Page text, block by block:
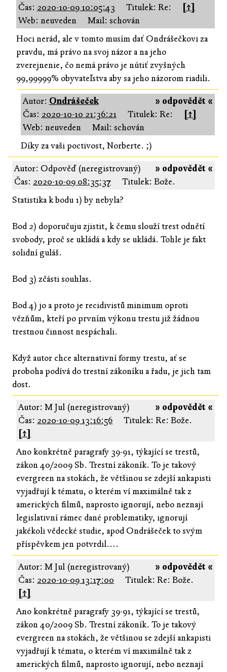
Čas: 2020-10-09 10:05:43 Titulek: Re:
[↑]
Web: neuveden
Mail: schován
Hoci nerád, ale v tomto musím dať Ondrášečkovi za
pravdu, má právo na svoj názor a na jeho
zverejnenie, čo nemá právo je nútiť zvyšných
99,99999% obyvateľstva aby sa jeho názorom riadili.
» odpovědět «
Autor: Ondrášeček
Čas: 2020-10-10 21:36:21 Titulek: Re:
[↑]
Web: neuveden
Mail: schován
Díky za vaši poctivost, Norberte. ;)
» odpovědět «
Autor: Odpověď (neregistrovaný)
Čas: 2020-10-09 08:35:37
Titulek: Bože.
Statistika k bodu 1) by nebyla?
Bod 2) doporučuju zjistit, k čemu slouží trest odnětí
svobody, proč se ukládá a kdy se ukládá. Tohle je fakt
solidní guláš.
Bod 3) zčásti souhlas.
Bod 4) jo a proto je recidivistů minimum oproti
vězňům, kteří po prvním výkonu trestu již žádnou
trestnou činnost nespáchali.
Když autor chce alternativní formy trestu, ať se
proboha podívá do trestní zákoníku a řadu, je jich tam
dost.
» odpovědět «
Autor: M Jul (neregistrovaný)
Čas: 2020-10-09 13:16:56
Titulek: Re: Bože.
[↑]
Ano konkrétně paragrafy 39-91, týkající se trestů,
zákon 40/2009 Sb. Trestní zákoník. To je takový
evergreen na stokách, že většinou se zdejší ankapisti
vyjadřují k tématu, o kterém ví maximálně tak z
amerických filmů, naprosto ignorují, nebo neznají
legislativní rámec dané problematiky, ignorují
jakékoli vědecké studie, apod Ondrášeček to svým
příspěvkem jen potvrdil....
» odpovědět «
Autor: M Jul (neregistrovaný)
Čas: 2020-10-09 13:17:00
Titulek: Re: Bože.
[↑]
Ano konkrétně paragrafy 39-91, týkající se trestů,
zákon 40/2009 Sb. Trestní zákoník. To je takový
evergreen na stokách, že většinou se zdejší ankapisti
vyjadřují k tématu, o kterém ví maximálně tak z
amerických filmů, naprosto ignorují, nebo neznají